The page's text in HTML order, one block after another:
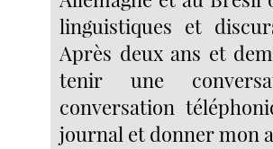
linguistiques et
Après deux ans et
tenir une
conversation
journal et donner mon